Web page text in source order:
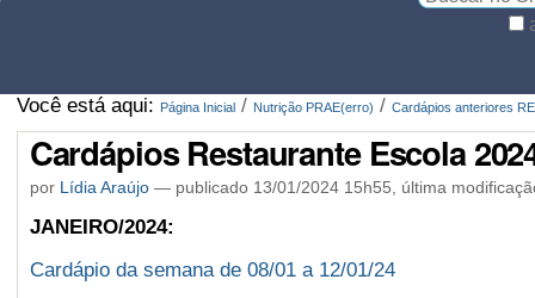
Você está aqui: Página Inicial / Nutrição PRAE(erro) / Cardápios anteriores RE
Cardápios Restaurante Escola
por Lídia Araújo— publicado13/01/2024 15h55, última
JANEIRO/2024:
Cardápio da semana de 08/01 a 12/01/24